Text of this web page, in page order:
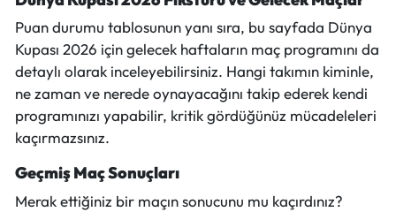
Puan durumu tablosunun yanı sıra, bu sayfada Dünya
Kupası 2026 için gelecek haftaların maç programını da
detaylı olarak inceleyebilirsiniz. Hangi takımın kiminle,
ne zaman ve nerede oynayacağını takip ederek kendi
programınızı yapabilir, kritik gördüğünüz mücadeleleri
kaçırmazsınız.
Geçmiş Maç Sonuçları
Merak ettiğiniz bir maçın sonucunu mu kaçırdınız?